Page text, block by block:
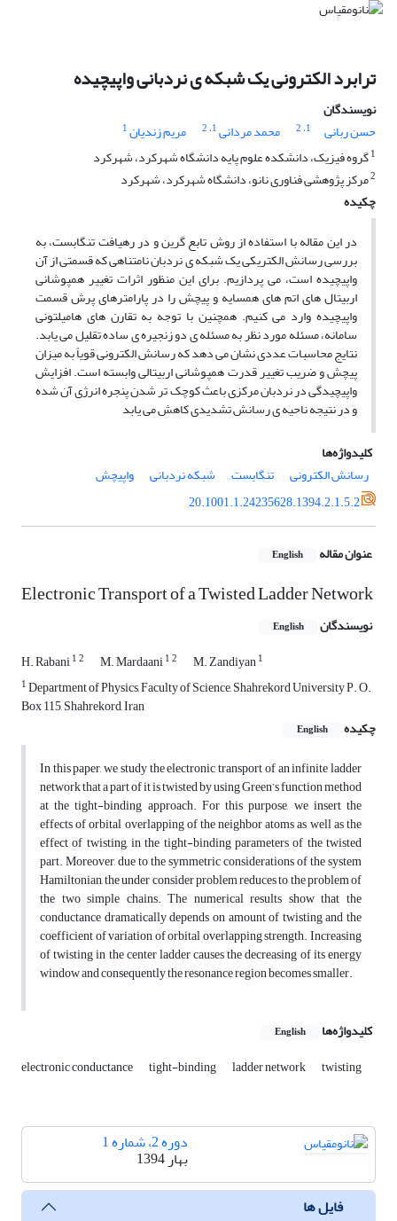
ترابرد الکترونی یک شبکه ی نردبانی واپیچیده
نویسندگان
حسن ربانی
1، 2 محمد مردانی1، 2 مریم زندیان1
1گروه فیزیک، دانشکده علوم پایه دانشگاه شهرکرد، شهرکرد
2مرکز پژوهشی فناوری نانو، دانشگاه شهرکرد، شهرکرد
چکیده
در این مقاله با استفاده از روش تابع گرین و در رهیافت تنگابست، به
بررسی رسانش الکتریکی یک شبکه ی نردبان نامتناهی که قسمتی از آن
واپیچیده است، می پردازیم. برای این منظور اثرات تغییر همپوشانی
اربیتال های اتم های همسایه و پیچش را در پارامترهای پرش قسمت
واپیچیده وارد می کنیم. همچنین با توجه به تقارن های هامیلتونی
سامانه، مسئله مورد نظر به مسئله ی دو زنجیره ی ساده تقلیل می یابد.
نتایج محاسبات عددی نشان می دهد که رسانش الکترونی قویاً به میزان
پیچش و ضریب تغییر قدرت همپوشانی اربیتالی وابسته است. افزایش
واپیچیدگی در نردبان مرکزی باعث کوچک تر شدن پنجره انرژی آن شده
و در نتیجه ناحیه ی رسانش تشدیدی کاهش می یابد
کلیدواژه‌ها
رسانش الکترونی
تنگابست شبکه نردبانی
واپیچش
20.1001.1.24235628.1394.2.1.5.2
عنوان مقاله English
Electronic Transport of a Twisted Ladder Network
نویسندگان English
H. Rabani12 M. Mardaani12 M. Zandiyan1
1Department of Physics, Faculty of Science, Shahrekord University P. O.
Box 115, Shahrekord, Iran
چکیده
English
In this paper, we study the electronic transport of an infinite ladder
network that a part of it is twisted by using Green’s function method
at the tight-binding approach. For this purpose, we insert the
effects of orbital overlapping of the neighbor atoms as well as the
effect of twisting, in the tight-binding parameters of the twisted
part. Moreover, due to the symmetric considerations of the system
Hamiltonian, the under consider problem reduces to the problem of
the two simple chains. The numerical results show that the
conductance dramatically depends on amount of twisting and the
coefficient of variation of orbital overlapping strength. Increasing
of twisting in the center ladder causes the decreasing of its energy
window and consequently the resonance region becomes smaller.
کلیدواژه‌ها English
electronic conductance tight-binding ladder network twisting
دوره 2، شماره 1
بهار 1394
فایل ها